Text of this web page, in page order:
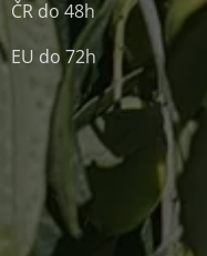
ČR do 48h
EU do 72h